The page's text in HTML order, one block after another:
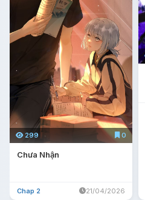
299 0
Chưa Nhận
Chap 2 21/04/2026